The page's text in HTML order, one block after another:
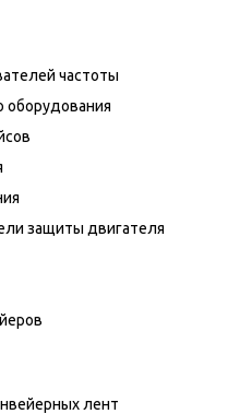
частоты
оборудования
защиты двигателя
лент